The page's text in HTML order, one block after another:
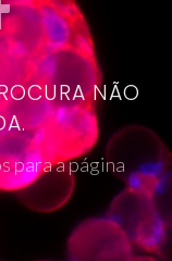
NÃO
para a página